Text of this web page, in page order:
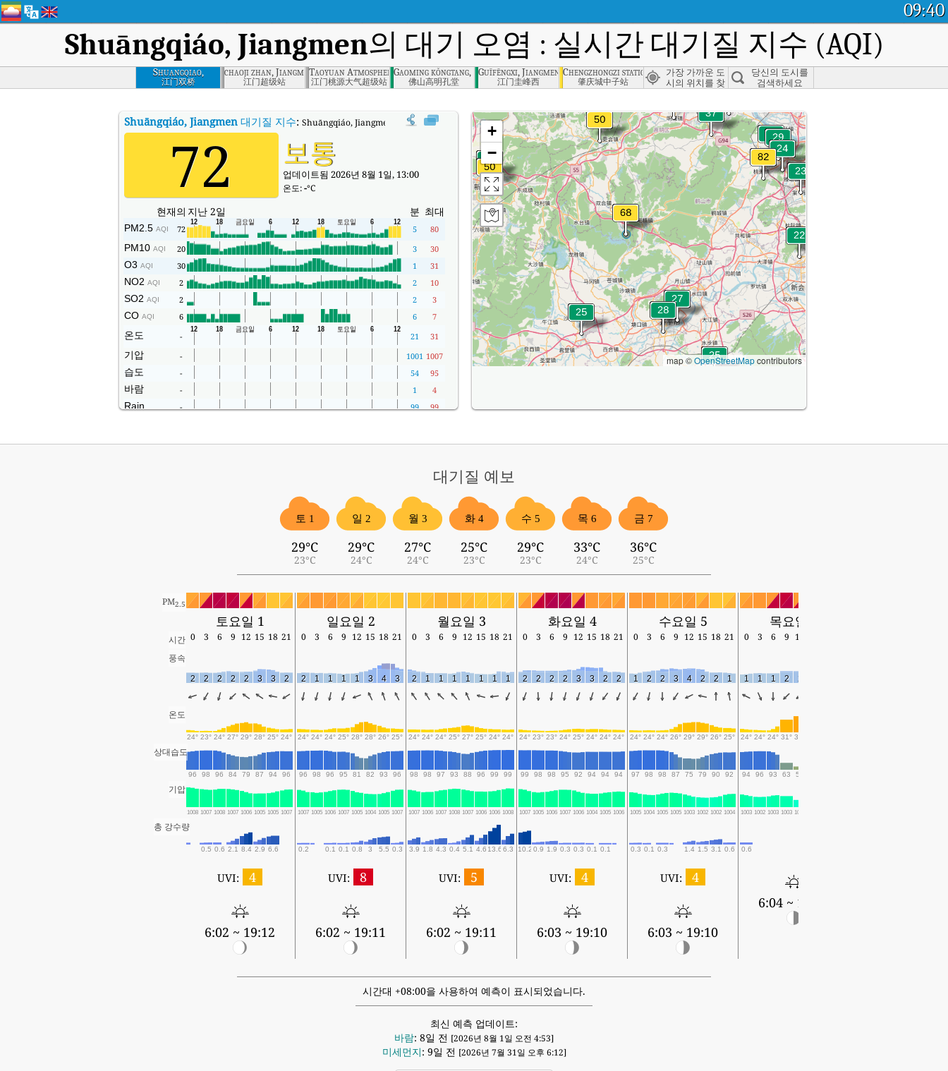
09:40
Shuāngqiáo, Jiangmen의 대기 오염 : 실시간 대기질 지수 (AQI)
Shuangqiao,
Jiangmen
江门双桥
chaoji zhan, Jiangmen
江门超级站
Taoyuan Atmosphere Premier Station, Jiangmen
江门桃源大气超级站
Gaoming kǒngtang, Foshan
佛山高明孔堂
Guīfēngxi, Jiangmen
江门圭峰西
Chengzhongzi station, Zhaoqing
肇庆城中子站
가장 가까운 도
시의 위치를 찾
당신의 도시를
검색하세요
Shuāngqiáo, Jiangmen대기질 지수: Shuāngqiáo, Jiangmen실시간 대기질 지수 (AQI).
72 보통
업데이트됨 2026년 8월 1일, 13:00
온도:-°C
현재의 지난 2일 분 최대
PM2.5 AQI 72 5 80
PM10 AQI 20 3 30
O3 AQI 30 1 31
NO2 AQI 2 2 10
SO2 AQI 2 2 3
CO AQI 6 6 7
온도 - 21 31
기압 - 1001 1007
습도 - 54 95
바람 - 1 4
Rain - 99 99
+
−
map ©OpenStreetMapcontributors
대기질 예보
토 1
29°C
23°C
일 2
29°C
24°C
월 3
27°C
24°C
화 4
25°C
23°C
수 5
29°C
23°C
목 6
33°C
24°C
금 7
36°C
25°C
PM2.5
토요일 1 일요일 2 월요일 3 화요일 4 수요일 5 목요일 6
시간 0 3 6 9 12 15 18 21 0 3 6 9 12 15 18 21 0 3 6 9 12 15 18 21 0 3 6 9 12 15 18 21 0 3 6 9 12 15 18 21 0 3 6 9 12
풍속
2 2 2 2 2 3 3 2 2 1 1 1 1 3 4 3 2 1 1 1 1 1 1 1 2 2 2 2 3 3 2 2 1 2 2 3 4 2 2 1 1 1 1 2 2
온도
24° 23° 24° 27° 29° 28° 25° 24° 24° 24° 24° 25° 28° 28° 26° 25° 24° 24° 24° 25° 27° 25° 24° 24° 24° 23° 23° 24° 25° 24° 24° 24° 24° 24° 24° 26° 29° 29° 26° 25° 24° 24° 24° 31° 33°
상대습도
96 98 96 84 79 87 94 96 96 98 96 95 81 82 93 96 98 98 97 93 88 96 99 99 99 98 98 95 92 94 94 94 97 98 98 87 75 79 90 92 94 96 93 63 52
기압
1008 1007 1008 1007 1006 1005 1005 1007 1007 1005 1006 1007 1005 1004 1005 1007 1007 1006 1007 1008 1007 1006 1006 1008 1007 1005 1006 1007 1006 1004 1005 1006 1005 1004 1005 1005 1003 1002 1002 1004 1003 1002 1003 1003 1000
총 강수량
0.5 0.6 2.1 8.4 2.9 6.6 0.2 0.1 0.1 0.8 3 5.5 0.3 3.9 1.8 4.3 0.4 5.1 4.6 13.6 6.3 10.2 0.9 1.9 0.3 0.3 0.1 0.1 0.3 0.1 0.3 1.4 1.5 3.1 0.6 0.6
UVI: 4
6:02 ~ 19:12
UVI: 8
6:02 ~ 19:11
UVI: 5
6:02 ~ 19:11
UVI: 4
6:03 ~ 19:10
UVI: 4
6:03 ~ 19:10
6:04 ~ 19:09
시간대 +08:00을 사용하여 예측이 표시되었습니다.
최신 예측 업데이트:
바람: 8일 전 [2026년 8월 1일 오전 4:53]
미세먼지: 9일 전 [2026년 7월 31일 오후 6:12]